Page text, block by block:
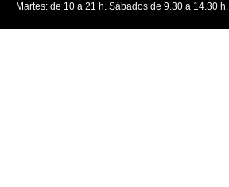
Martes: de 10 a 21 h. Sábados de 9.30 a 14.30 h.